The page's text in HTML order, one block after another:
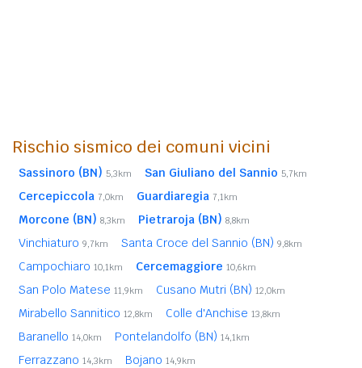
Rischio sismico dei comuni vicini
Sassinoro (BN) 5,3km San Giuliano del Sannio 5,7km
Cercepiccola 7,0km Guardiaregia 7,1km
Morcone (BN) 8,3km Pietraroja (BN) 8,8km
Vinchiaturo 9,7km Santa Croce del Sannio (BN) 9,8km
Campochiaro 10,1km Cercemaggiore 10,6km
San Polo Matese 11,9km Cusano Mutri (BN) 12,0km
Mirabello Sannitico 12,8km Colle d'Anchise 13,8km
Baranello 14,0km Pontelandolfo (BN) 14,1km
Ferrazzano 14,3km Bojano 14,9km